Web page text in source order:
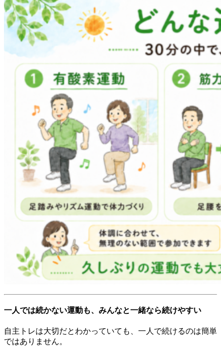
一人では続かない運動も、みんなと一緒なら続けやすい
自主トレは大切だとわかっていても、一人で続けるのは簡単
ではありません。